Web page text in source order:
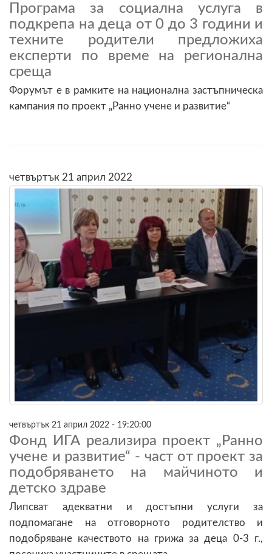
Програма за социална услуга в
подкрепа на деца от 0 до 3 години и
техните родители предложиха
експерти по време на регионална
среща
Форумът е в рамките на национална застъпническа
кампания по проект „Ранно учене и развитие“
четвъртък 21 април 2022
четвъртък 21 април 2022 - 19:20:00
Фонд ИГА реализира проект „Ранно
учене и развитие“ - част от проект за
подобряването на майчиното и
детско здраве
Липсват адекватни и достъпни услуги за
подпомагане на отговорното родителство и
подобряване качеството на грижа за деца 0-3 г.,